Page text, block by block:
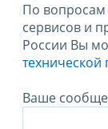
По вопросам
сервисов и
России Вы
Ваше